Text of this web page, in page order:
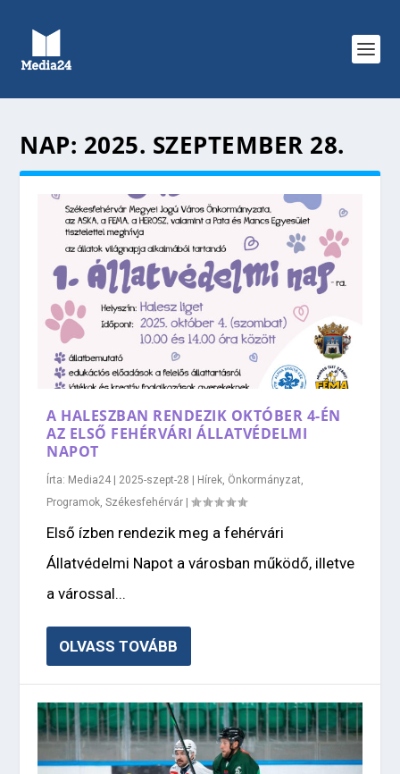
NAP: 2025. SZEPTEMBER 28.
A HALESZBAN RENDEZIK OKTÓBER 4-ÉN
AZ ELSŐ FEHÉRVÁRI ÁLLATVÉDELMI
NAPOT
Írta: Media24 | 2025-szept-28 | Hírek Önkormányzat
Programok ,Székesfehérvár |
Első ízben rendezik meg a fehérvári
Állatvédelmi Napot a városban működő, illetve
a várossal...
OLVASS TOVÁBB